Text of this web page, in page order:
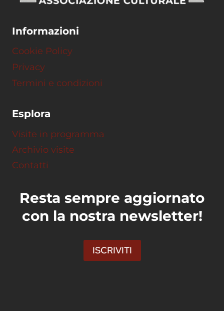
Informazioni
Cookie Policy
Privacy
Termini e condizioni
Esplora
Visite in programma
Archivio visite
Contatti
Resta sempre aggiornato
con la nostra newsletter!
ISCRIVITI